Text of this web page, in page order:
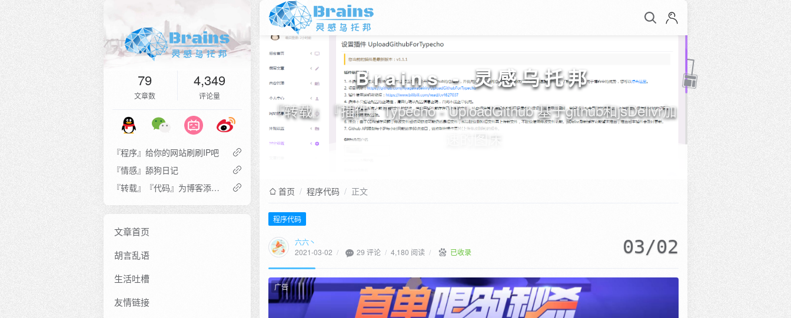
79
文章数
4,349
评论量
『程序』给你的网站刷刷IP吧
『情感』舔狗日记
『转载』『代码』为博客添加 COVID-19 疫情地图
文章首页
胡言乱语
生活吐槽
友情链接
Brains - 灵感乌托邦
『转载』『插件』Typecho - UploadGithub 基于github和jsDelivr加
速的图床
首页 / 程序代码 / 正文
程序代码
六六丶
2021-03-02 / 29 评论 / 4,180 阅读 / 已收录 03/02
广告